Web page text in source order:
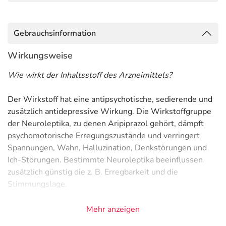
Gebrauchsinformation
Wirkungsweise
Wie wirkt der Inhaltsstoff des Arzneimittels?
Der Wirkstoff hat eine antipsychotische, sedierende und
zusätzlich antidepressive Wirkung. Die Wirkstoffgruppe
der Neuroleptika, zu denen Aripiprazol gehört, dämpft
psychomotorische Erregungszustände und verringert
Spannungen, Wahn, Halluzination, Denkstörungen und
Ich-Störungen. Bestimmte Neuroleptika beeinflussen
zusätzlich günstig die z. B. Erregbarkeit und die
Stimmungslage.
AnwendungsgebieteMehr anzeigen